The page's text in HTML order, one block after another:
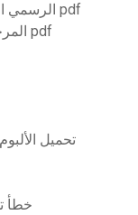
دليل gmat الرسمي الإصدار الثاني عشر تحميل مجاني pdf
Linux_ المرجع الكامل ، الإصدار السادس ، تنزيل pdf
تحميل
خطأ